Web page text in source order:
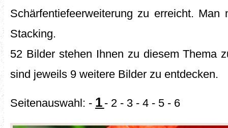
Schärfentiefeerweiterung zu erreicht. Man
Stacking.
52 Bilder stehen Ihnen zu diesem Thema
sind jeweils 9 weitere Bilder zu entdecken.
Seitenauswahl: - 1 - 2 - 3 - 4 - 5 - 6